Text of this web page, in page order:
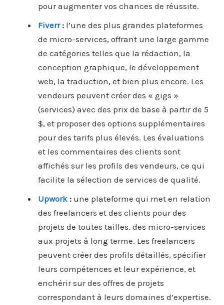
pour augmenter vos chances de réussite.
Fiverr: l’une des plus grandes plateformes
de micro-services, offrant une large gamme
de catégories telles que la rédaction, la
conception graphique, le développement
web, la traduction, et bien plus encore. Les
vendeurs peuvent créer des « gigs »
(services) avec des prix de base à partir de 5
$, et proposer des options supplémentaires
pour des tarifs plus élevés. Les évaluations
et les commentaires des clients sont
affichés sur les profils des vendeurs, ce qui
facilite la sélection de services de qualité.
Upwork : une plateforme qui met en relation
des freelancers et des clients pour des
projets de toutes tailles, des micro-services
aux projets à long terme. Les freelancers
peuvent créer des profils détaillés, spécifier
leurs compétences et leur expérience, et
enchérir sur des offres de projets
correspondant à leurs domaines d’expertise.